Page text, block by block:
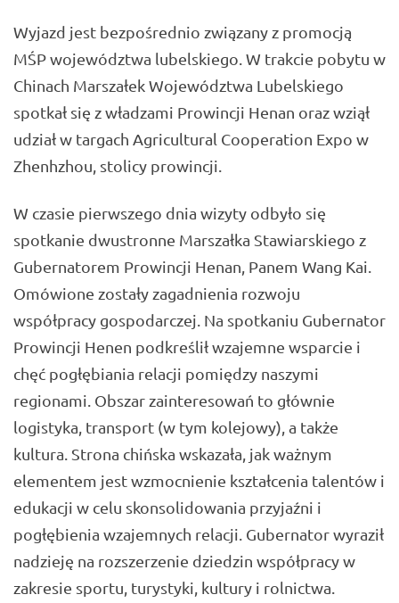
Wyjazd jest bezpośrednio związany z promocją
MŚP województwa lubelskiego. W trakcie pobytu w
Chinach Marszałek Województwa Lubelskiego
spotkał się z władzami Prowincji Henan oraz wziął
udział w targach Agricultural Cooperation Expo w
Zhenhzhou, stolicy prowincji.
W czasie pierwszego dnia wizyty odbyło się
spotkanie dwustronne Marszałka Stawiarskiego z
Gubernatorem Prowincji Henan, Panem Wang Kai.
Omówione zostały zagadnienia rozwoju
współpracy gospodarczej. Na spotkaniu Gubernator
Prowincji Henen podkreślił wzajemne wsparcie i
chęć pogłębiania relacji pomiędzy naszymi
regionami. Obszar zainteresowań to głównie
logistyka, transport (w tym kolejowy), a także
kultura. Strona chińska wskazała, jak ważnym
elementem jest wzmocnienie kształcenia talentów i
edukacji w celu skonsolidowania przyjaźni i
pogłębienia wzajemnych relacji. Gubernator wyraził
nadzieję na rozszerzenie dziedzin współpracy w
zakresie sportu, turystyki, kultury i rolnictwa.